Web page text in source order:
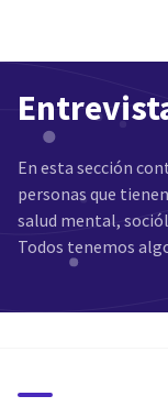
En esta sección
personas que
salud mental,
Todos tenemos